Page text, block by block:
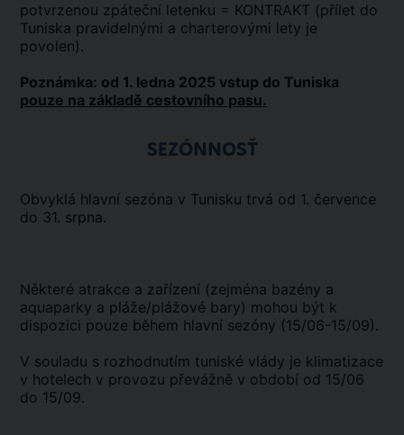
potvrzenou zpáteční letenku = KONTRAKT (přílet do
Tuniska pravidelnými a charterovými lety je
povolen).
Poznámka: od 1. ledna 2025 vstup do Tuniska
pouze na základě cestovního pasu.
SEZÓNNOSŤ
Obvyklá hlavní sezóna v Tunisku trvá od 1. července
do 31. srpna.
Některé atrakce a zařízení (zejména bazény a
aquaparky a pláže/plážové bary) mohou být k
dispozici pouze během hlavní sezóny (15/06-15/09).
V souladu s rozhodnutím tuniské vlády je klimatizace
v hotelech v provozu převážně v období od 15/06
do 15/09.